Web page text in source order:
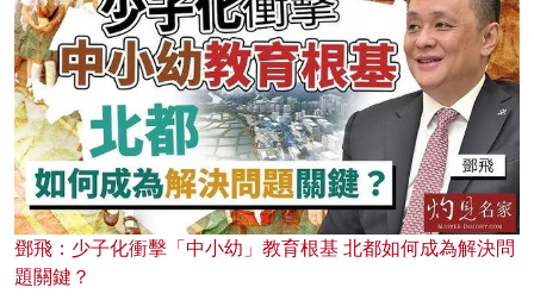
鄧飛：少子化衝擊「中小幼」教育根基 北都如何成為解決問
題關鍵？